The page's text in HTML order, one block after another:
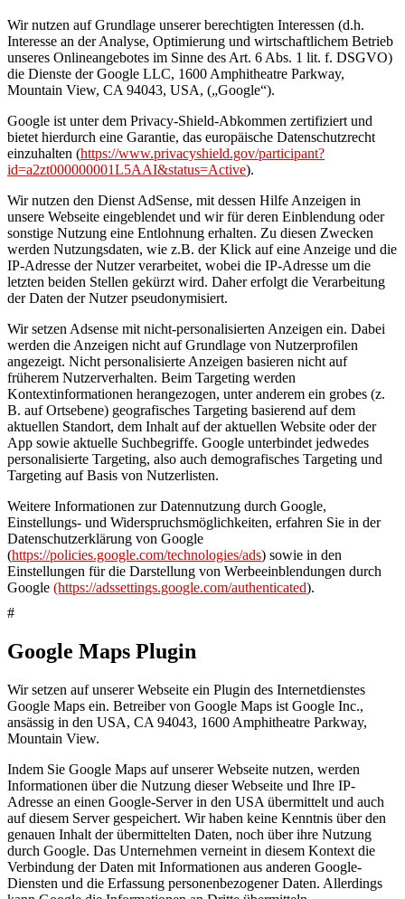
Wir nutzen auf Grundlage unserer berechtigten Interessen (d.h.
Interesse an der Analyse, Optimierung und wirtschaftlichem Betrieb
unseres Onlineangebotes im Sinne des Art. 6 Abs. 1 lit. f. DSGVO)
die Dienste der Google LLC, 1600 Amphitheatre Parkway,
Mountain View, CA 94043, USA, („Google“).
Google ist unter dem Privacy-Shield-Abkommen zertifiziert und
bietet hierdurch eine Garantie, das europäische Datenschutzrecht
einzuhalten (https://www.privacyshield.gov/participant?
id=a2zt000000001L5AAI&status=Active).
Wir nutzen den Dienst AdSense, mit dessen Hilfe Anzeigen in
unsere Webseite eingeblendet und wir für deren Einblendung oder
sonstige Nutzung eine Entlohnung erhalten. Zu diesen Zwecken
werden Nutzungsdaten, wie z.B. der Klick auf eine Anzeige und die
IP-Adresse der Nutzer verarbeitet, wobei die IP-Adresse um die
letzten beiden Stellen gekürzt wird. Daher erfolgt die Verarbeitung
der Daten der Nutzer pseudonymisiert.
Wir setzen Adsense mit nicht-personalisierten Anzeigen ein. Dabei
werden die Anzeigen nicht auf Grundlage von Nutzerprofilen
angezeigt. Nicht personalisierte Anzeigen basieren nicht auf
früherem Nutzerverhalten. Beim Targeting werden
Kontextinformationen herangezogen, unter anderem ein grobes (z.
B. auf Ortsebene) geografisches Targeting basierend auf dem
aktuellen Standort, dem Inhalt auf der aktuellen Website oder der
App sowie aktuelle Suchbegriffe. Google unterbindet jedwedes
personalisierte Targeting, also auch demografisches Targeting und
Targeting auf Basis von Nutzerlisten.
Weitere Informationen zur Datennutzung durch Google,
Einstellungs- und Widerspruchsmöglichkeiten, erfahren Sie in der
Datenschutzerklärung von Google
(https://policies.google.com/technologies/ads) sowie in den
Einstellungen für die Darstellung von Werbeeinblendungen durch
Google (https://adssettings.google.com/authenticated).
#
Google Maps Plugin
Wir setzen auf unserer Webseite ein Plugin des Internetdienstes
Google Maps ein. Betreiber von Google Maps ist Google Inc.,
ansässig in den USA, CA 94043, 1600 Amphitheatre Parkway,
Mountain View.
Indem Sie Google Maps auf unserer Webseite nutzen, werden
Informationen über die Nutzung dieser Webseite und Ihre IP-
Adresse an einen Google-Server in den USA übermittelt und auch
auf diesem Server gespeichert. Wir haben keine Kenntnis über den
genauen Inhalt der übermittelten Daten, noch über ihre Nutzung
durch Google. Das Unternehmen verneint in diesem Kontext die
Verbindung der Daten mit Informationen aus anderen Google-
Diensten und die Erfassung personenbezogener Daten. Allerdings